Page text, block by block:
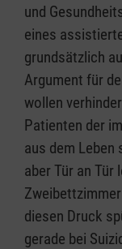
und
eines
grundsätzlich
Argument für
wollen
Patienten der
aus dem Leben
aber Tür an
diesen Druck
gerade bei